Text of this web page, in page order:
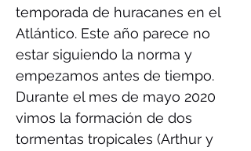
temporada de huracanes en el
Atlántico. Este año parece no
estar siguiendo la norma y
empezamos antes de tiempo.
Durante el mes de mayo 2020
vimos la formación de dos
tormentas tropicales (Arthur y